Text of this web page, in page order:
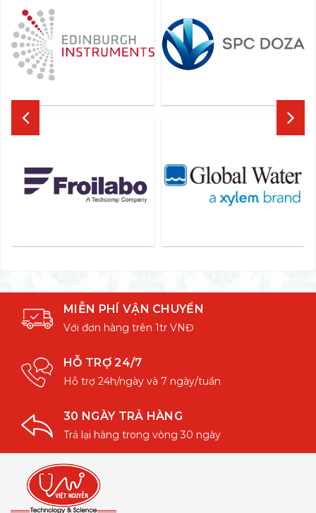
MIỄN PHÍ VẬN CHUYỂN
Với đơn hàng trên 1tr VNĐ
HỖ TRỢ 24/7
Hỗ trợ 24h/ngày và 7 ngày/tuần
30 NGÀY TRẢ HÀNG
Trả lại hàng trong vòng 30 ngày